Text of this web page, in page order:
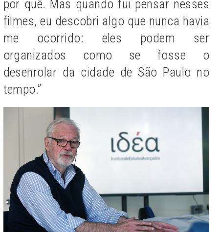
por quê. Mas quando fui pensar nesses
filmes, eu descobri algo que nunca havia
me ocorrido: eles podem ser
organizados como se fosse o
desenrolar da cidade de São Paulo no
tempo.”